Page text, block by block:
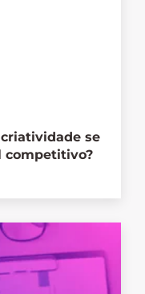
se
competitivo?